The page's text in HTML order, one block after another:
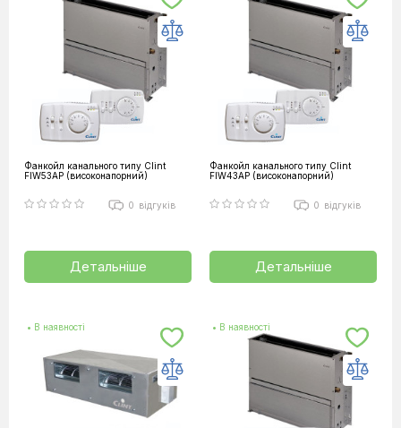
Фанкойл канального типу Clint
FIW53AP (високонапорний)
0 відгуків
Детальніше
Фанкойл канального типу Clint
FIW43AP (високонапорний)
0 відгуків
Детальніше
• В наявності • В наявності